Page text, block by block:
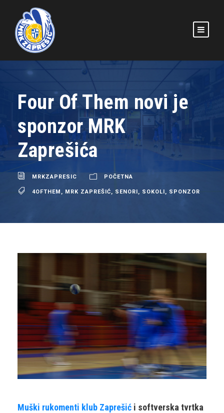
Four Of Them novi je
sponzor MRK
Zaprešića
MRKZAPRESIC POČETNA
4OFTHEM MRK ZAPREŠIĆ SENORI SOKOLI SPONZOR
Muški rukomenti klub Zaprešić i softverska tvrtka